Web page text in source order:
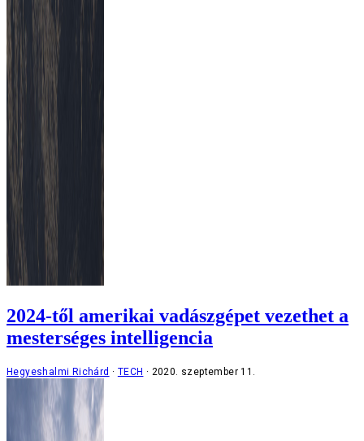
2024-től amerikai vadászgépet vezethet a
mesterséges intelligencia
Hegyeshalmi Richárd TECH 2020. szeptember 11.